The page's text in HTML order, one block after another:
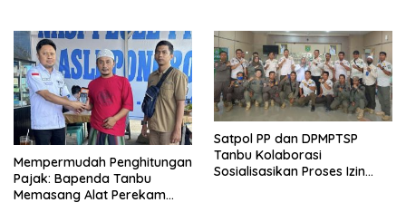
Mempermudah Penghitungan
Pajak: Bapenda Tanbu
Memasang Alat Perekam
Satpol PP dan DPMPTSP
Tanbu Kolaborasi
Sosialisasikan Proses Izin